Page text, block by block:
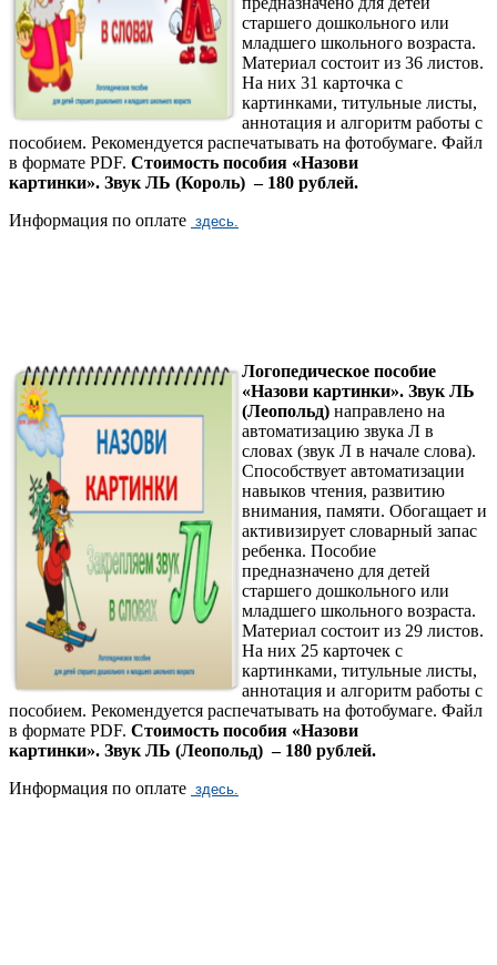
старшего дошкольного или
младшего школьного возраста.
Материал состоит из 36 листов.
На них 31 карточка с
картинками, титульные листы,
аннотация и алгоритм работы с
пособием. Рекомендуется распечатывать на фотобумаге. Файл
в формате PDF. Стоимость пособия «Назови
картинки». Звук ЛЬ (Король) – 180 рублей.
Информация по оплате здесь.
Логопедическое пособие
«Назови картинки». Звук ЛЬ
(Леопольд) направлено на
автоматизацию звука Л в
словах (звук Л в начале слова).
Способствует автоматизации
навыков чтения, развитию
внимания, памяти. Обогащает и
активизирует словарный запас
ребенка. Пособие
предназначено для детей
старшего дошкольного или
младшего школьного возраста.
Материал состоит из 29 листов.
На них 25 карточек с
картинками, титульные листы,
аннотация и алгоритм работы с
пособием. Рекомендуется распечатывать на фотобумаге. Файл
в формате PDF. Стоимость пособия «Назови
картинки». Звук ЛЬ (Леопольд) – 180 рублей.
Информация по оплате здесь.